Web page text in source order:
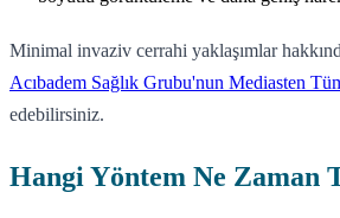
Minimal invaziv cerrahi yaklaşımlar
Acıbadem Sağlık Grubu'nun Mediasten
edebilirsiniz.
Hangi Yöntem Ne Zaman